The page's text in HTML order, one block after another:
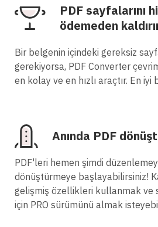
PDF sayfalarını
ödemeden
Bir belgenin içindeki gereksiz
gerekiyorsa, PDF Converter
en kolay ve en hızlı araçtır. En
Anında PDF
PDF'leri hemen şimdi
dönüştürmeye başlayabilirsiniz!
gelişmiş özellikleri kullanmak ve
için PRO sürümünü almak